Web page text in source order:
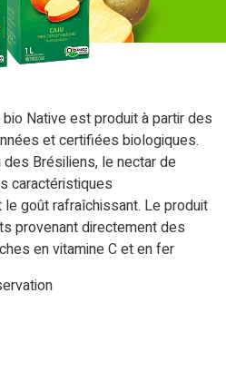
Native est produit à partir des
et certifiées biologiques.
Brésiliens, le nectar de
caractéristiques
goût rafraîchissant. Le produit
provenant directement des
en vitamine C et en fer